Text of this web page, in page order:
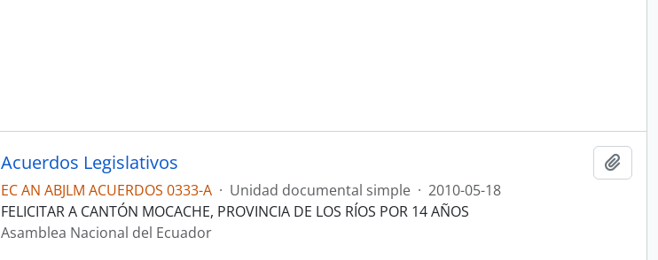
Acuerdos Legislativos
EC AN ABJLM ACUERDOS 0333-A · Unidad documental simple · 2010-05-18
FELICITAR A CANTÓN MOCACHE, PROVINCIA DE LOS RÍOS POR 14 AÑOS
Asamblea Nacional del Ecuador